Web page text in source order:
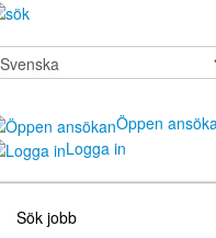
Öppen
Logga in
Sök jobb